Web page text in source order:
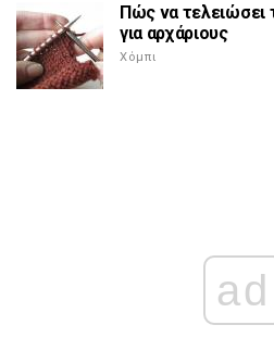
Πώς να τελειώσει
για αρχάριους
Χόμπι
ad